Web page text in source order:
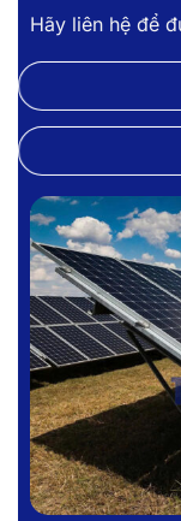
Hãy liên hệ để